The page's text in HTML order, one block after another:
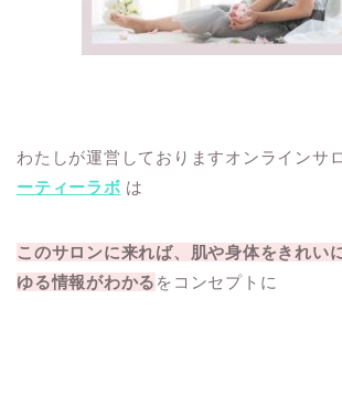
わたしが運営しておりますオンラインサ
ーティーラボ は
このサロンに来れば、肌や身体をきれい
ゆる情報がわかる をコンセプトに